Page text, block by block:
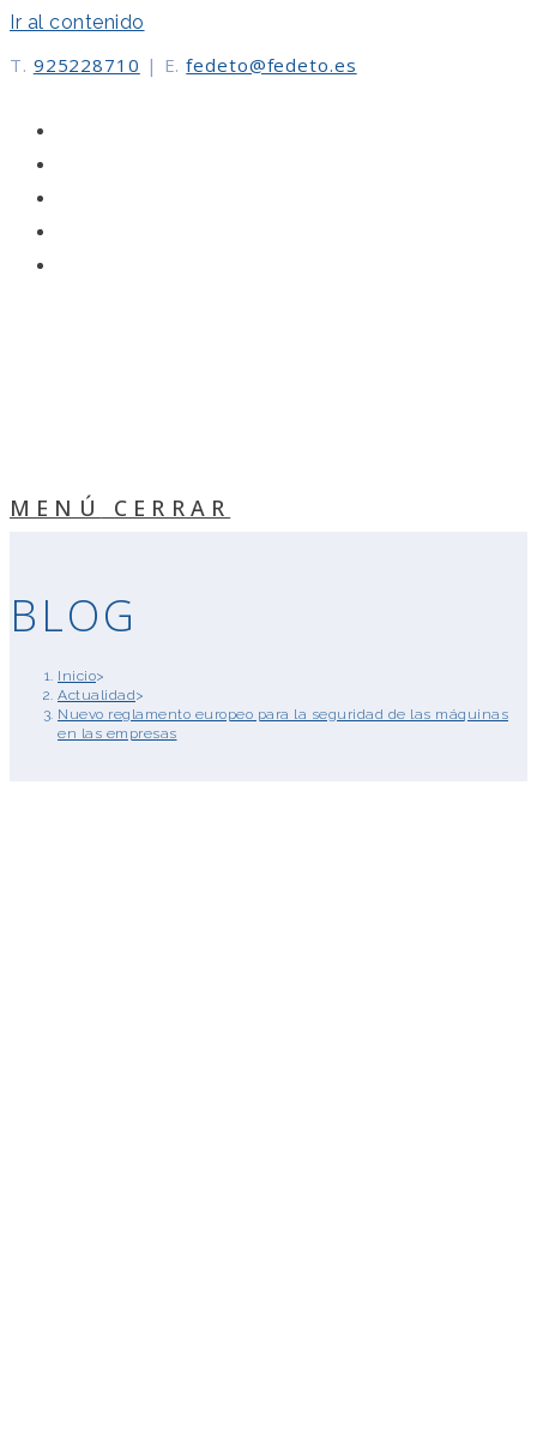
Ir al contenido
T. 925228710 | E. fedeto@fedeto.es
MENÚ CERRAR
BLOG
Inicio>
Actualidad>
Nuevo reglamento europeo para la seguridad de las máquinas
en las empresas